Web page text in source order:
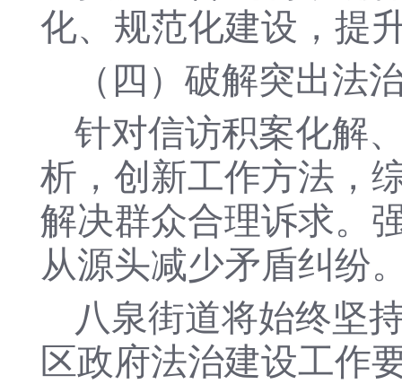
化、规范化建设，提
（四）破解突出法
针对信访积案化解
析，创新工作方法，
解决群众合理诉求。
从源头减少矛盾纠纷
八泉街道将始终坚
区政府法治建设工作